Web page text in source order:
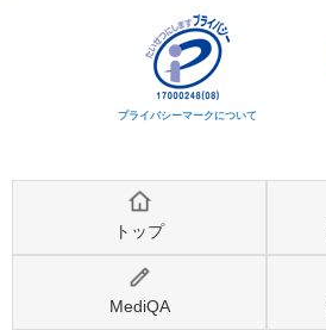
プライバシーマークについて
トップ
MediQA